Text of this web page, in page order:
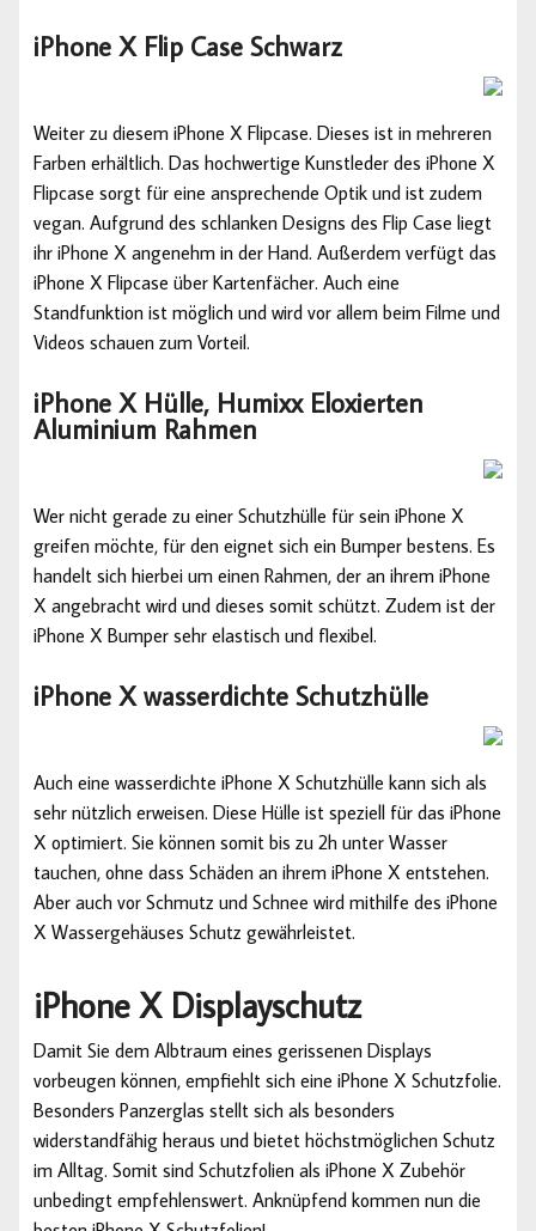
iPhone X Flip Case Schwarz
Weiter zu diesem iPhone X Flipcase. Dieses ist in mehreren
Farben erhältlich. Das hochwertige Kunstleder des iPhone X
Flipcase sorgt für eine ansprechende Optik und ist zudem
vegan. Aufgrund des schlanken Designs des Flip Case liegt
ihr iPhone X angenehm in der Hand. Außerdem verfügt das
iPhone X Flipcase über Kartenfächer. Auch eine
Standfunktion ist möglich und wird vor allem beim Filme und
Videos schauen zum Vorteil.
iPhone X Hülle, Humixx Eloxierten
Aluminium Rahmen
Wer nicht gerade zu einer Schutzhülle für sein iPhone X
greifen möchte, für den eignet sich ein Bumper bestens. Es
handelt sich hierbei um einen Rahmen, der an ihrem iPhone
X angebracht wird und dieses somit schützt. Zudem ist der
iPhone X Bumper sehr elastisch und flexibel.
iPhone X wasserdichte Schutzhülle
Auch eine wasserdichte iPhone X Schutzhülle kann sich als
sehr nützlich erweisen. Diese Hülle ist speziell für das iPhone
X optimiert. Sie können somit bis zu 2h unter Wasser
tauchen, ohne dass Schäden an ihrem iPhone X entstehen.
Aber auch vor Schmutz und Schnee wird mithilfe des iPhone
X Wassergehäuses Schutz gewährleistet.
iPhone X Displayschutz
Damit Sie dem Albtraum eines gerissenen Displays
vorbeugen können, empfiehlt sich eine iPhone X Schutzfolie.
Besonders Panzerglas stellt sich als besonders
widerstandfähig heraus und bietet höchstmöglichen Schutz
im Alltag. Somit sind Schutzfolien als iPhone X Zubehör
unbedingt empfehlenswert. Anknüpfend kommen nun die